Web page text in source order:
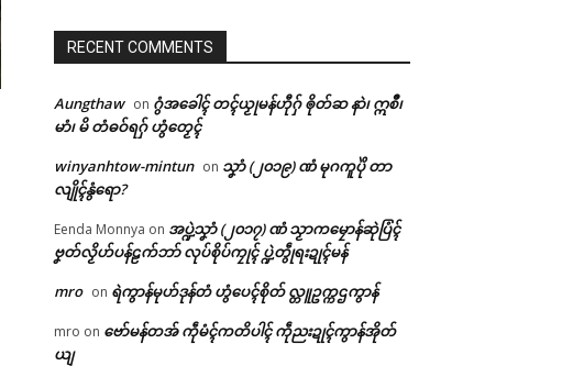
RECENT COMMENTS
Aungthaw on ဂွံအခေါၚ် တၚ်ယၟုမန်ဟီုဂှ် ၜိုတ်ဆ နာဲ၊ ဣစဳ၊
မာံ၊ မိ တံဓဝ်ရဂှ် ဟွံတၟေၚ်
winyanhtow-mintun on သၞာံ (၂၀၁၉) ဏံ မုဂကူပိုဲ တာ
လျိုၚ်နွံရော?
Eenda Monnya on အပ္ဍဲသၞာံ (၂၀၁၇) ဏံ သၟာကမၠောန်ဆုဲပြံၚ်
ဗၞတ်လၟိဟ်ပန်ဠက်ဘာ် လုပ်စိုပ်ကၠုၚ် ပ္ဍဲတွဵုရးဍုၚ်မန်
mro on ရဲကွာန်မုဟ်ဒုန်တံ ဟွံပေၚ်စိုတ် လ္တူဥက္ကဌကွာန်
mro on ဗော်မန်တအ် ကဵုမံၚ်ကတိပါၚ် ကဵုညးဍုၚ်ကွာန်အိုတ်
ယျ